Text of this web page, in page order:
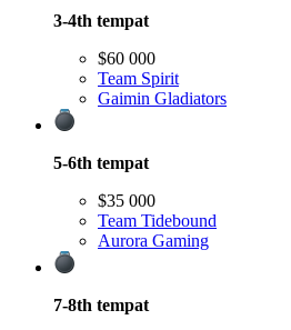
3-4th tempat
$60 000
Team Spirit
Gaimin Gladiators
5-6th tempat
$35 000
Team Tidebound
Aurora Gaming
7-8th tempat